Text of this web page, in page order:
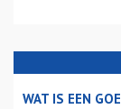
WAT IS EEN